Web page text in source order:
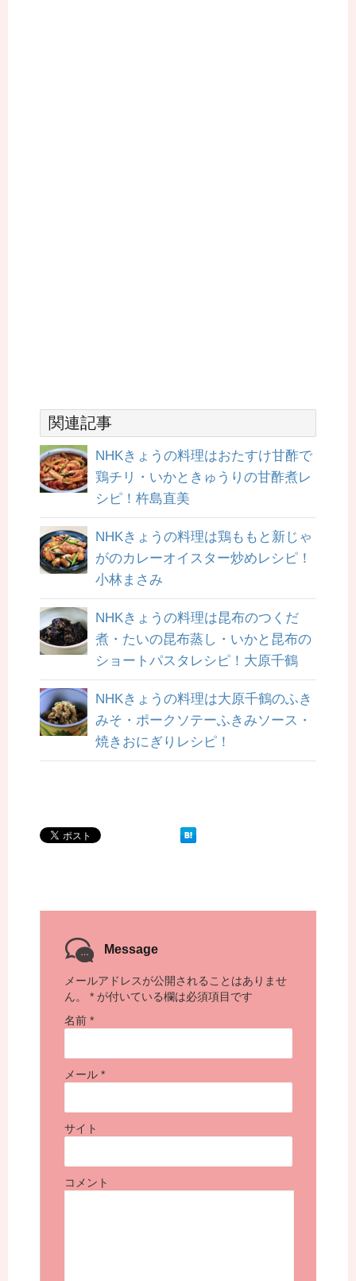
関連記事
NHKきょうの料理はおたすけ甘酢で
鶏チリ・いかときゅうりの甘酢煮レ
シピ！杵島直美
NHKきょうの料理は鶏ももと新じゃ
がのカレーオイスター炒めレシピ！
小林まさみ
NHKきょうの料理は昆布のつくだ
煮・たいの昆布蒸し・いかと昆布の
ショートパスタレシピ！大原千鶴
NHKきょうの料理は大原千鶴のふき
みそ・ポークソテーふきみソース・
焼きおにぎりレシピ！
Message
メールアドレスが公開されることはありませ
ん。
* が付いている欄は必須項目です
名前 *
メール *
サイト
コメント